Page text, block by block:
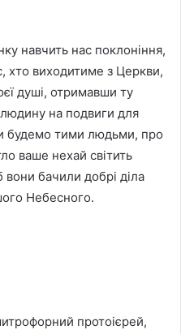
навчить нас поклоніння,
хто виходитиме з Церкви,
душі, отримавши ту
на подвиги для
будемо тими людьми, про
ваше нехай світить
бачили добрі діла
Небесного.
протоієрей,